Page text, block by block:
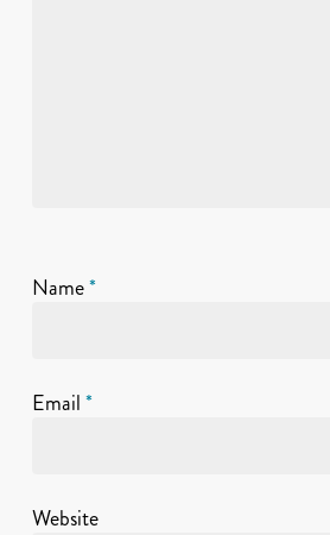
Name*
Email*
Website